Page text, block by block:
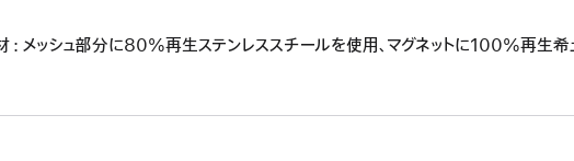
: メッシュ部分に80%再生ステンレススチールを使用、マグネットに100%再生